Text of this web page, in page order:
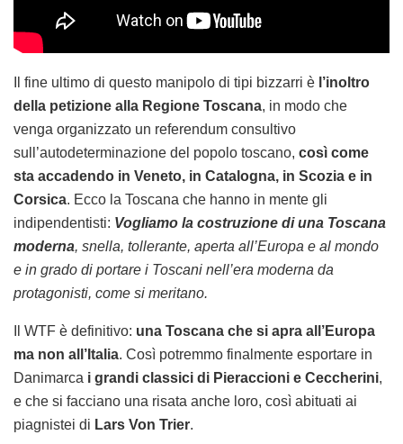
Il fine ultimo di questo manipolo di tipi bizzarri è l’inoltro
della petizione alla Regione Toscana, in modo che
venga organizzato un referendum consultivo
sull’autodeterminazione del popolo toscano, così come
sta accadendo in Veneto, in Catalogna, in Scozia e in
Corsica. Ecco la Toscana che hanno in mente gli
indipendentisti: Vogliamo la costruzione di una Toscana
moderna, snella, tollerante, aperta all’Europa e al mondo
e in grado di portare i Toscani nell’era moderna da
protagonisti, come si meritano.
Il WTF è definitivo: una Toscana che si apra all’Europa
ma non all’Italia. Così potremmo finalmente esportare in
Danimarca i grandi classici di Pieraccioni e Ceccherini,
e che si facciano una risata anche loro, così abituati ai
piagnistei di Lars Von Trier.